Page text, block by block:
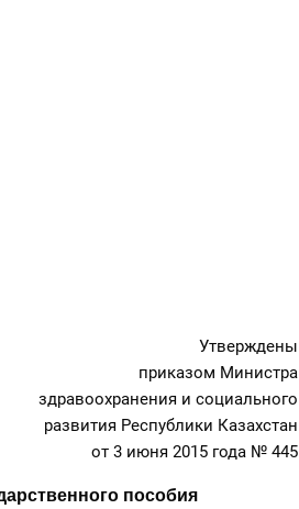
Утверждены
приказом Министра
здравоохранения и социального
развития Республики Казахстан
от 3 июня 2015 года № 445
пособия